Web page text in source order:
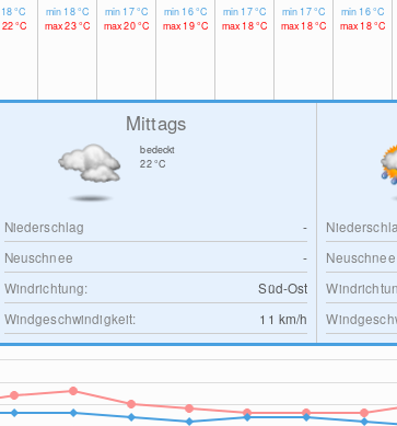
18°C
22°C
min 18°C
max23°C
min 17°C
max20°C
min 16°C
max 19°C
min 17°C
max 18°C
min 17°C
max 18°C
min 16°C
max 18°C
Mittags
bedeckt
22°C
Niederschlag
-
Neuschnee
-
Windrichtung:
Süd-Ost
Windgeschwindigkeit:
11 km/h
Neuschnee